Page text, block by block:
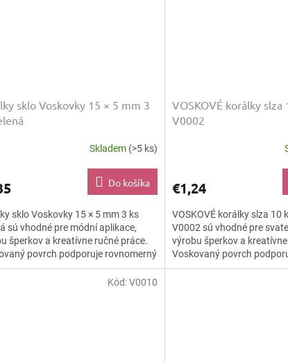
sklo Voskovky 15 × 5 mm 3
Skladem (>5 ks)
Do košíka
sklo Voskovky 15 × 5 mm 3 ks
sú vhodné pre módní aplikace,
šperkov a kreatívne ručné práce.
povrch podporuje rovnomerný
efekt a dodáva...
VOSKOVÉ korálky slza
V0002
€1,24
VOSKOVÉ korálky slza 10
V0002 sú vhodné pre
výrobu šperkov a
Voskovaný povrch
farebný efekt a dodáva...
Kód:V0010